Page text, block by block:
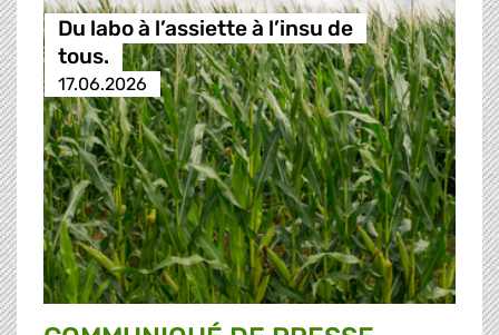
Du labo à l’assiette à l’insu de
tous.
17.06.2026